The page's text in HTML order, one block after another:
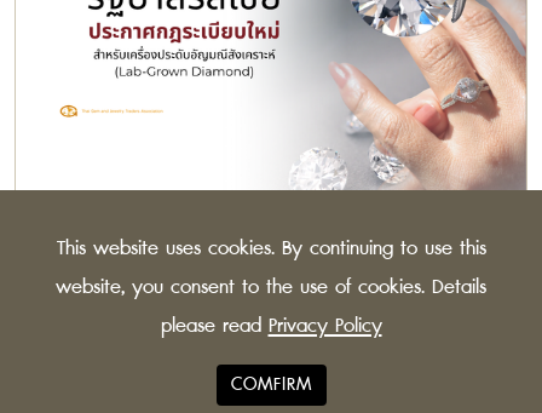
Russian Govt. Announces New Regulations for
Lab-Grown Jewelry
The Russian Federation has issued new guidelines for
synthetic diamonds, to distinguish more clearly
between lab-grown and natural stones.
This website uses cookies. By continuing to use this
website, you consent to the use of cookies. Details
please read Privacy Policy
COMFIRM